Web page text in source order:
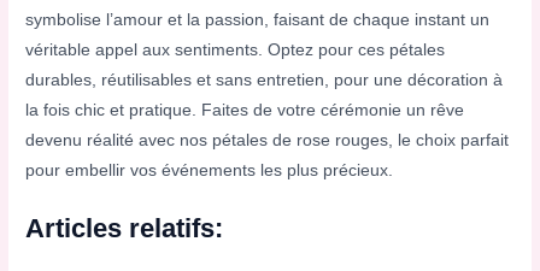
symbolise l’amour et la passion, faisant de chaque instant un
véritable appel aux sentiments. Optez pour ces pétales
durables, réutilisables et sans entretien, pour une décoration à
la fois chic et pratique. Faites de votre cérémonie un rêve
devenu réalité avec nos pétales de rose rouges, le choix parfait
pour embellir vos événements les plus précieux.
Articles relatifs: